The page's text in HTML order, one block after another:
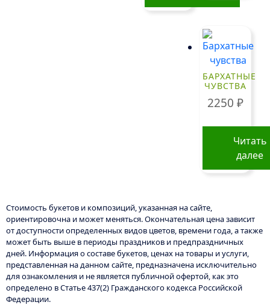
БАРХАТНЫЕ
ЧУВСТВА
2250 ₽
Читать
далее
Стоимость букетов и композиций, указанная на сайте,
ориентировочна и может меняться. Окончательная цена зависит
от доступности определенных видов цветов, времени года, а также
может быть выше в периоды праздников и предпраздничных
дней. Информация о составе букетов, ценах на товары и услуги,
представленная на данном сайте, предназначена исключительно
для ознакомления и не является публичной офертой, как это
определено в Статье 437(2) Гражданского кодекса Российской
Федерации.